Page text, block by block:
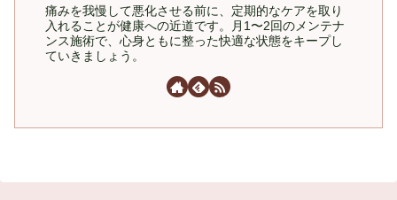
痛みを我慢して悪化させる前に、定期的なケアを取り
入れることが健康への近道です。月1〜2回のメンテナ
ンス施術で、心身ともに整った快適な状態をキープし
ていきましょう。